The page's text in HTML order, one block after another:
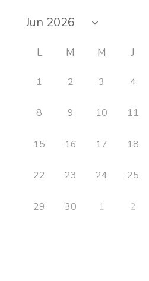
L M M J
1 2 3 4
8 9 10 11
15 16 17 18
22 23 24 25
29 30 1 2